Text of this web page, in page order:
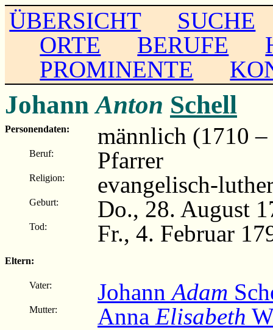
ÜBERSICHT
SUCHE
ORTE
BERUFE
PROMINENTE
JohannAnton Schell
Personendaten: männlich (1710
Beruf: Pfarrer
Religion: evangelisch-
Geburt: Do., 28. August
Tod: Fr., 4. Februar
Eltern:
Vater: JohannAdam
Mutter: Anna Elisabeth